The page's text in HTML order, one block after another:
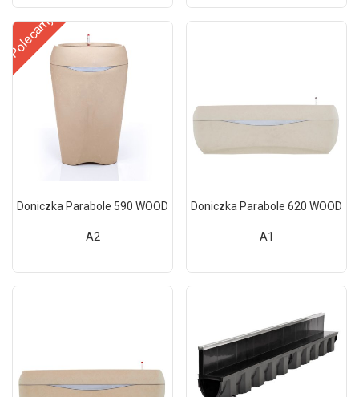
Polecamy
Doniczka Parabole 590 WOOD
A2
Doniczka Parabole 620 WOOD
A1